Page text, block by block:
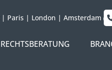
| Paris | London | Amsterdam
RECHTSBERATUNG